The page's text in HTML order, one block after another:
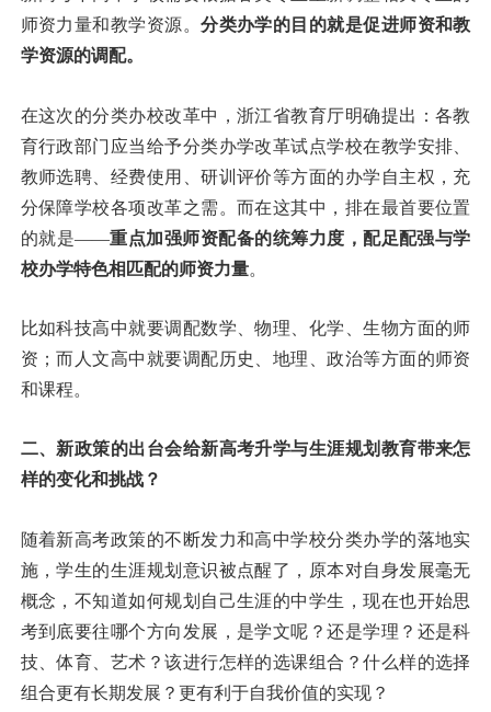
师资力量和教学资源。分类办学的目的就是促进师资和教
学资源的调配。
在这次的分类办校改革中，浙江省教育厅明确提出：各教
育行政部门应当给予分类办学改革试点学校在教学安排、
教师选聘、经费使用、研训评价等方面的办学自主权，充
分保障学校各项改革之需。而在这其中，排在最首要位置
的就是——重点加强师资配备的统筹力度，配足配强与学
校办学特色相匹配的师资力量。
比如科技高中就要调配数学、物理、化学、生物方面的师
资；而人文高中就要调配历史、地理、政治等方面的师资
和课程。
二、新政策的出台会给新高考升学与生涯规划教育带来怎
样的变化和挑战？
随着新高考政策的不断发力和高中学校分类办学的落地实
施，学生的生涯规划意识被点醒了，原本对自身发展毫无
概念，不知道如何规划自己生涯的中学生，现在也开始思
考到底要往哪个方向发展，是学文呢？还是学理？还是科
技、体育、艺术？该进行怎样的选课组合？什么样的选择
组合更有长期发展？更有利于自我价值的实现？